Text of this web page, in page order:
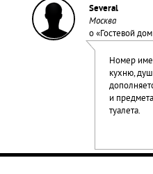
Several
Москва
о «Гостевой
Номер
кухню,
и
туалета.